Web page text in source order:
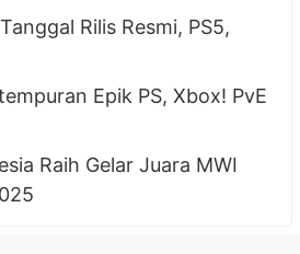
Rilis Resmi, PS5,
Epik PS, Xbox! PvE
Raih Gelar Juara MWI